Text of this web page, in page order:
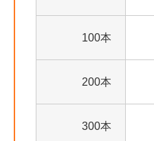
100本
200本
300本